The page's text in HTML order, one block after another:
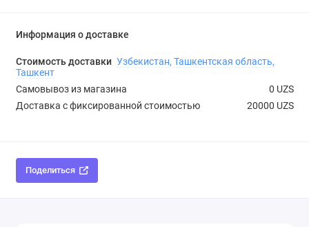
Информация о доставке
Стоимость доставки Узбекистан, Ташкентская область,
Ташкент
Самовывоз из магазина
0 UZS
Доставка с фиксированной стоимостью
20000 UZS
Поделиться